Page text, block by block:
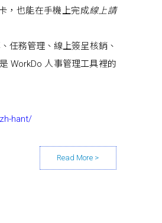
，也能在手機上完成線上請
任務管理、線上簽呈核銷、
WorkDo 人事管理工具裡的
hant/